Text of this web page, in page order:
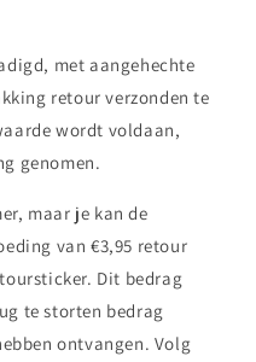
met aangehechte
retour verzonden te
wordt voldaan,
genomen.
maar je kan de
van €3,95 retour
Dit bedrag
te storten bedrag
ontvangen. Volg